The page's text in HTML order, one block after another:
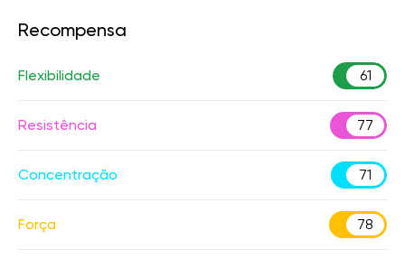
Recompensa
Flexibilidade 61
Resistência 77
Concentração 71
Força 78